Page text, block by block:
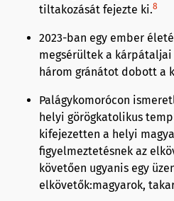
tiltakozását fejezte ki.8
2023-ban egy ember
megsérültek a kárpátaljai
három gránátot dobott a
Palágykomorócon
helyi görögkatolikus
kifejezetten a helyi
figyelmeztetésnek az
követően ugyanis egy
elkövetők:magyarok,